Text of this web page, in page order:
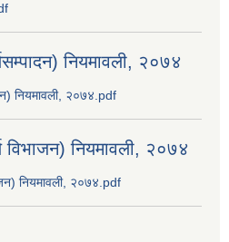
नियमावली, २०७४
नियमावली, २०७४.pdf
विभाजन) नियमावली, २०७४
नियमावली, २०७४.pdf